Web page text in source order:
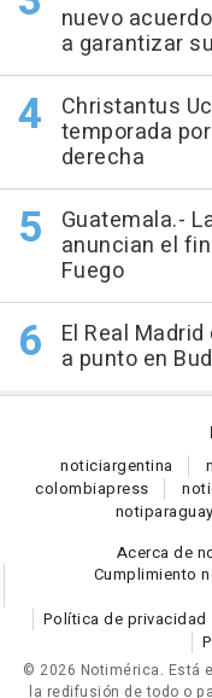
nuevo
a garantizar
Christantus
temporada
derecha
Guatemala.-
anuncian el
Fuego
El Real
a punto en
noticiargentina
colombiapress noti
notiparaguay
Acerca de
Cumplimiento
Política de privacidad
© 2026 Notimérica. Está
la redifusión de todo o